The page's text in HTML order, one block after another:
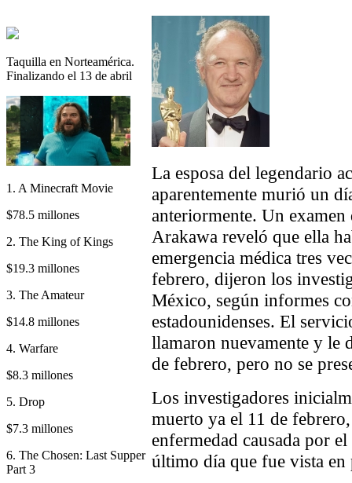
Taquilla en Norteamérica.
Finalizando el 13 de abril
1. A Minecraft Movie
$78.5 millones
2. The King of Kings
$19.3 millones
3. The Amateur
$14.8 millones
4. Warfare
$8.3 millones
5. Drop
$7.3 millones
6. The Chosen: Last Supper
Part 3
La esposa del legendario
aparentemente murió un
anteriormente. Un
Arakawa reveló que ella
emergencia médica tres
febrero, dijeron los
México, según informes
estadounidenses. El
llamaron nuevamente y le
de febrero, pero no se
Los investigadores
muerto ya el 11 de
enfermedad causada por
último día que fue vista